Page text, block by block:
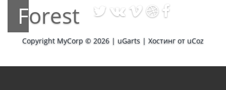
Forest
Copyright MyCorp © 2026 | uGarts | Хостинг от uCoz